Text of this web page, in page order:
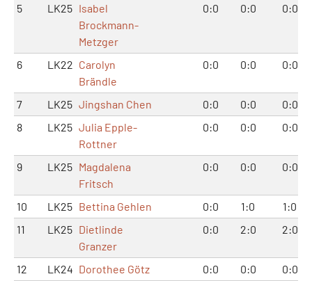
5 LK25 Isabel
Brockmann-
Metzger
0:0 0:0 0:0
6 LK22 Carolyn
Brändle
0:0 0:0 0:0
7 LK25 Jingshan Chen 0:0 0:0
0:0
8
LK25 Julia Epple-
Rottner
0:0 0:0 0:0
9 LK25 Magdalena
Fritsch
0:0 0:0 0:0
10 LK25 Bettina Gehlen 0:0 1:0
1:0
11
LK25 Dietlinde
Granzer
0:0 2:0 2:0
12 LK24 Dorothee Götz 0:0 0:0
0:0